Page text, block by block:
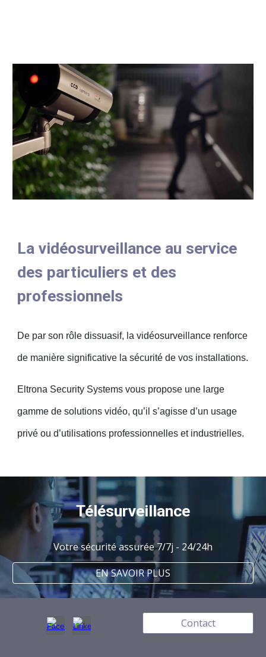
La vidéosurveillance au service
des particuliers et des
professionnels
De par son rôle dissuasif, la vidéosurveillance renforce
de manière significative la sécurité de vos installations.
Eltrona Security Systems vous propose une large
gamme de solutions vidéo, qu’il s’agisse d’un usage
privé ou d’utilisations professionnelles et industrielles.
Télésurveillance
Votre sécurité assurée 7/7j - 24/24h
EN SAVOIR PLUS
Contact